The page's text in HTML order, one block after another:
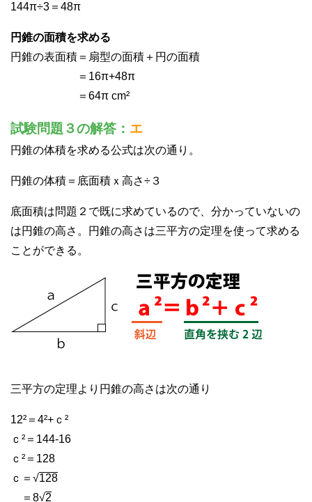
144π÷3＝48π
円錐の面積を求める
円錐の表面積＝扇型の面積＋円の面積
＝16π+48π
＝64π cm²
試験問題３の解答： エ
円錐の体積を求める公式は次の通り。
円錐の体積＝底面積ｘ高さ÷３
底面積は問題２で既に求めているので、分かっていないの
は円錐の高さ。円錐の高さは三平方の定理を使って求める
ことができる。
三平方の定理より円錐の高さは次の通り
12²＝4²+ｃ²
ｃ²＝144-16
ｃ²＝128
ｃ＝√128
＝8√2